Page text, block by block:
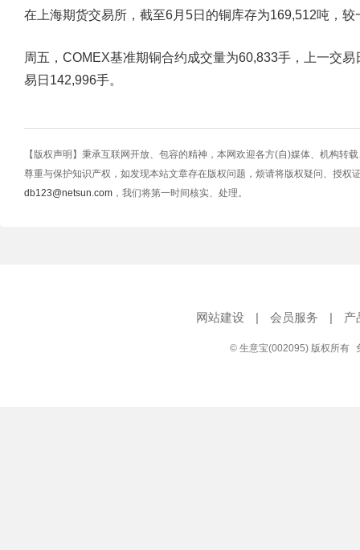
在上海期货交易所，截至6月5日的铜库存为169,512吨，
周五，COMEX基准期铜合约成交量为60,833手，上一交
易日142,996手。
【版权声明】秉承互联网开放、包容的精神，本网欢迎各方(自)媒体、机构转
尊重与保护知识产权，如发现本站文章存在版权问题，烦请将版权疑问、授权
db123@netsun.com ，我们将第一时间核实、处理。
网站建设 | 会员服务 | 产
© 生意宝(002095) 版权所有